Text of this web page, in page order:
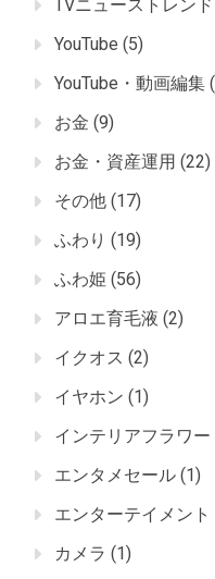
TVニューストレンド
YouTube (5)
YouTube・動画編集
お金 (9)
お金・資産運用 (22)
その他 (17)
ふわり (19)
ふわ姫 (56)
アロエ育毛液 (2)
イクオス (2)
イヤホン (1)
インテリアフラワー
エンタメセール (1)
エンターテイメント
カメラ (1)